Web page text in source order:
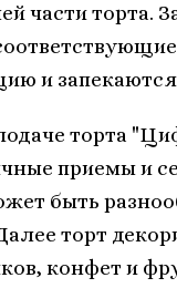
части
и запекаются
торта
приемы и
быть
торт
конфет и